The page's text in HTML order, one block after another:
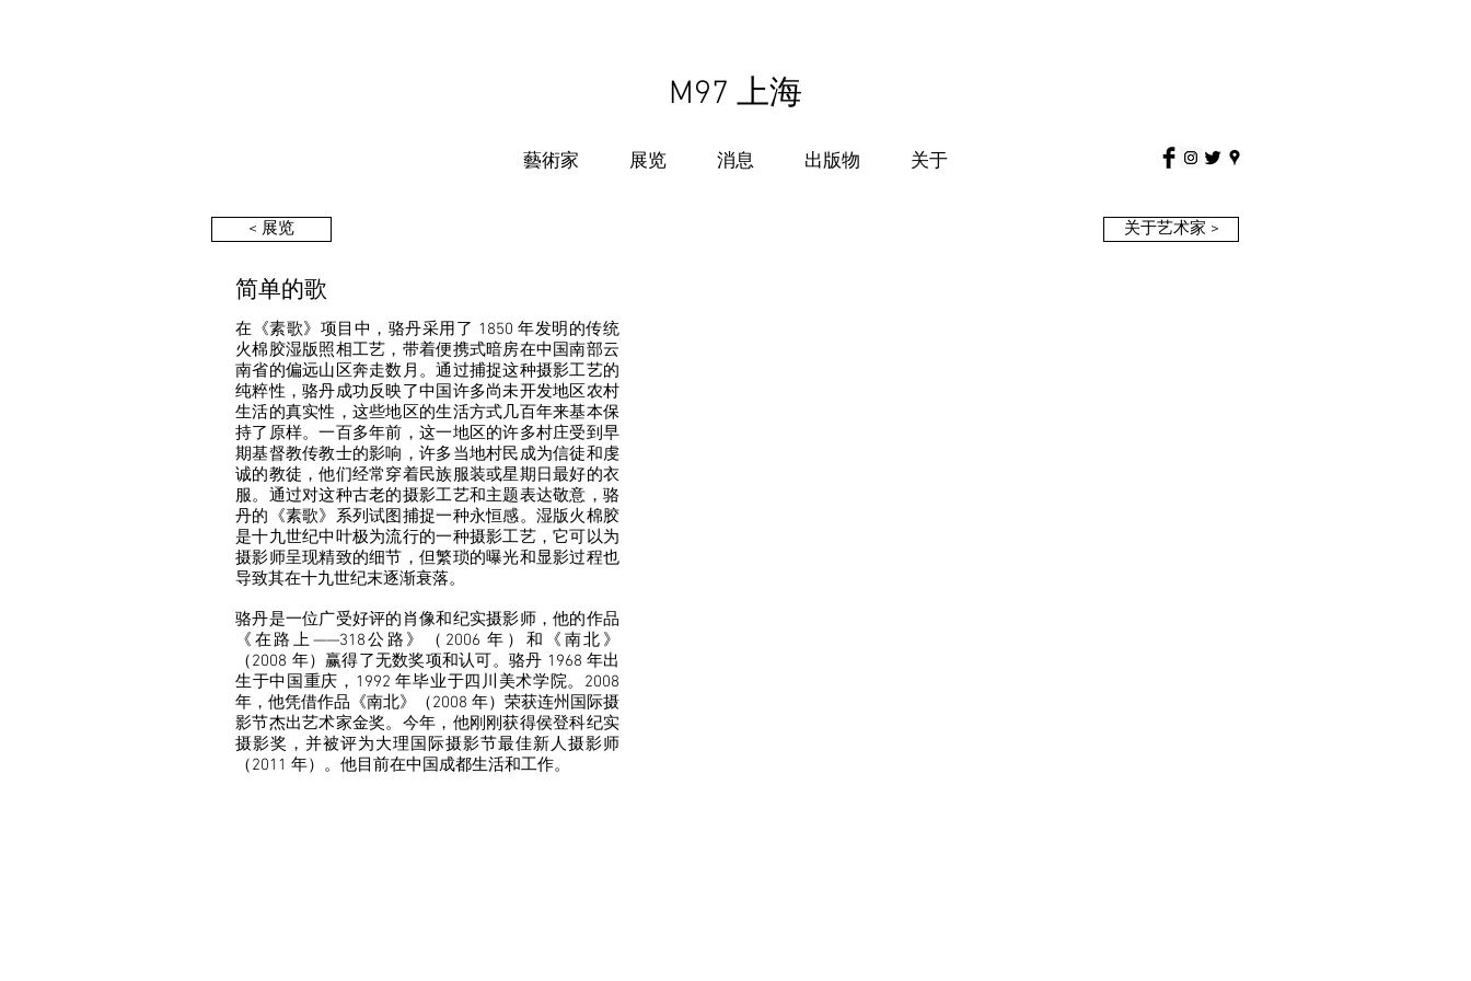
M97 上海
藝術家 展览 消息 出版物 关于
< 展览 关于艺术家 >
简单的歌
在《素歌》项目中，骆丹采用了 1850 年发明的传统
火棉胶湿版照相工艺，带着便携式暗房在中国南部云
南省的偏远山区奔走数月。通过捕捉这种摄影工艺的
纯粹性，骆丹成功反映了中国许多尚未开发地区农村
生活的真实性，这些地区的生活方式几百年来基本保
持了原样。一百多年前，这一地区的许多村庄受到早
期基督教传教士的影响，许多当地村民成为信徒和虔
诚的教徒，他们经常穿着民族服装或星期日最好的衣
服。通过对这种古老的摄影工艺和主题表达敬意，骆
丹的《素歌》系列试图捕捉一种永恒感。湿版火棉胶
是十九世纪中叶极为流行的一种摄影工艺，它可以为
摄影师呈现精致的细节，但繁琐的曝光和显影过程也
导致其在十九世纪末逐渐衰落。
骆丹是一位广受好评的肖像和纪实摄影师，他的作品
《在路上——318公路》（2006 年）和《南北》
（2008 年）赢得了无数奖项和认可。骆丹 1968 年出
生于中国重庆，1992 年毕业于四川美术学院。2008
年，他凭借作品《南北》（2008 年）荣获连州国际摄
影节杰出艺术家金奖。今年，他刚刚获得侯登科纪实
摄影奖，并被评为大理国际摄影节最佳新人摄影师
（2011 年）。他目前在中国成都生活和工作。